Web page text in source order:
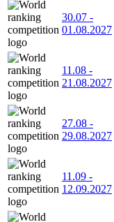
30.07 -
01.08.2027
11.08 -
21.08.2027
27.08 -
29.08.2027
11.09 -
12.09.2027